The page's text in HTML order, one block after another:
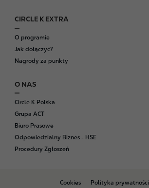
CIRCLE K EXTRA
O programie
Jak dołączyć?
Nagrody za punkty
O NAS
Circle K Polska
Grupa ACT
Biuro Prasowe
Odpowiedzialny Biznes - HSE
Procedury Zgłoszeń
B
Cookies Polityka prywatności